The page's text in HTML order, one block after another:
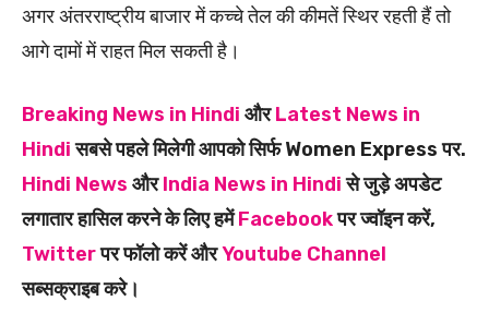
अगर अंतरराष्ट्रीय बाजार में कच्चे तेल की कीमतें स्थिर रहती हैं तो
आगे दामों में राहत मिल सकती है।
Breaking News in Hindi औरLatest News in
Hindiसबसे पहले मिलेगी आपको सिर्फ Women Express पर.
Hindi News औरIndia News in Hindiसे जुड़े अपडेट
लगातार हासिल करने के लिए हमेंFacebookपर ज्वॉइन करें,
Twitterपर फॉलो करें औरYoutube Channel
सब्सक्राइब करे।